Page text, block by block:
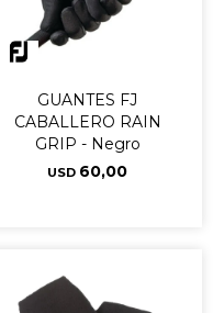
GUANTES FJ
CABALLERO RAIN
GRIP - Negro
USD 60,00